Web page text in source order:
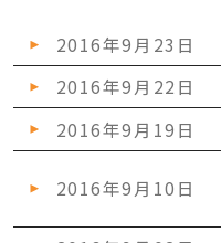
2016年9月23日
2016年9月22日
2016年9月19日
2016年9月10日